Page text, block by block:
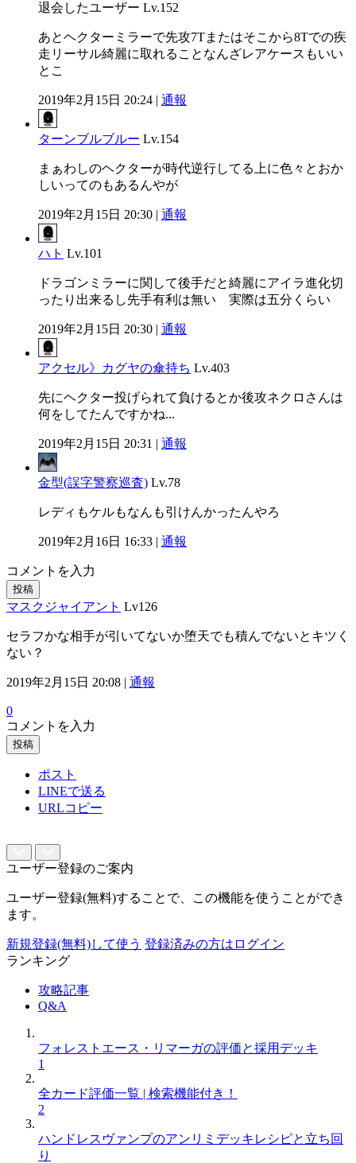
退会したユーザー Lv.152
あとヘクターミラーで先攻7Tまたはそこから8Tでの疾
走リーサル綺麗に取れることなんざレアケースもいい
とこ
2019年2月15日 20:24 | 通報
ターンブルブルー Lv.154
まぁわしのヘクターが時代逆行してる上に色々とおか
しいってのもあるんやが
2019年2月15日 20:30 | 通報
ハト Lv.101
ドラゴンミラーに関して後手だと綺麗にアイラ進化切
ったり出来るし先手有利は無い 実際は五分くらい
2019年2月15日 20:30 | 通報
アクセル》カグヤの傘持ち Lv.403
先にヘクター投げられて負けるとか後攻ネクロさんは
何をしてたんですかね...
2019年2月15日 20:31 | 通報
金型(誤字警察巡査) Lv.78
レディもケルもなんも引けんかったんやろ
2019年2月16日 16:33 | 通報
コメントを入力
投稿
マスクジャイアント Lv126
セラフかな相手が引いてないか堕天でも積んでないとキツく
ない？
2019年2月15日 20:08 | 通報
0
コメントを入力
投稿
ポスト
LINEで送る
URLコピー
ユーザー登録のご案内
ユーザー登録(無料)することで、この機能を使うことができ
ます。
新規登録(無料)して使う 登録済みの方はログイン
ランキング
攻略記事
Q&A
フォレストエース・リマーガの評価と採用デッキ
1
全カード評価一覧 | 検索機能付き！
2
ハンドレスヴァンプのアンリミデッキレシピと立ち回
り